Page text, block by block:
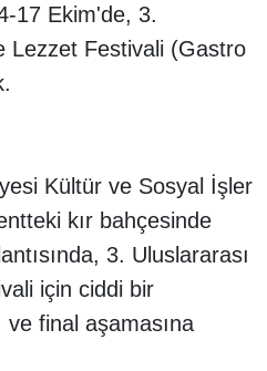
17 Ekim'de, 3.
Lezzet Festivali (Gastro
Kültür ve Sosyal İşler
kır bahçesinde
3. Uluslararası
için ciddi bir
ve final aşamasına